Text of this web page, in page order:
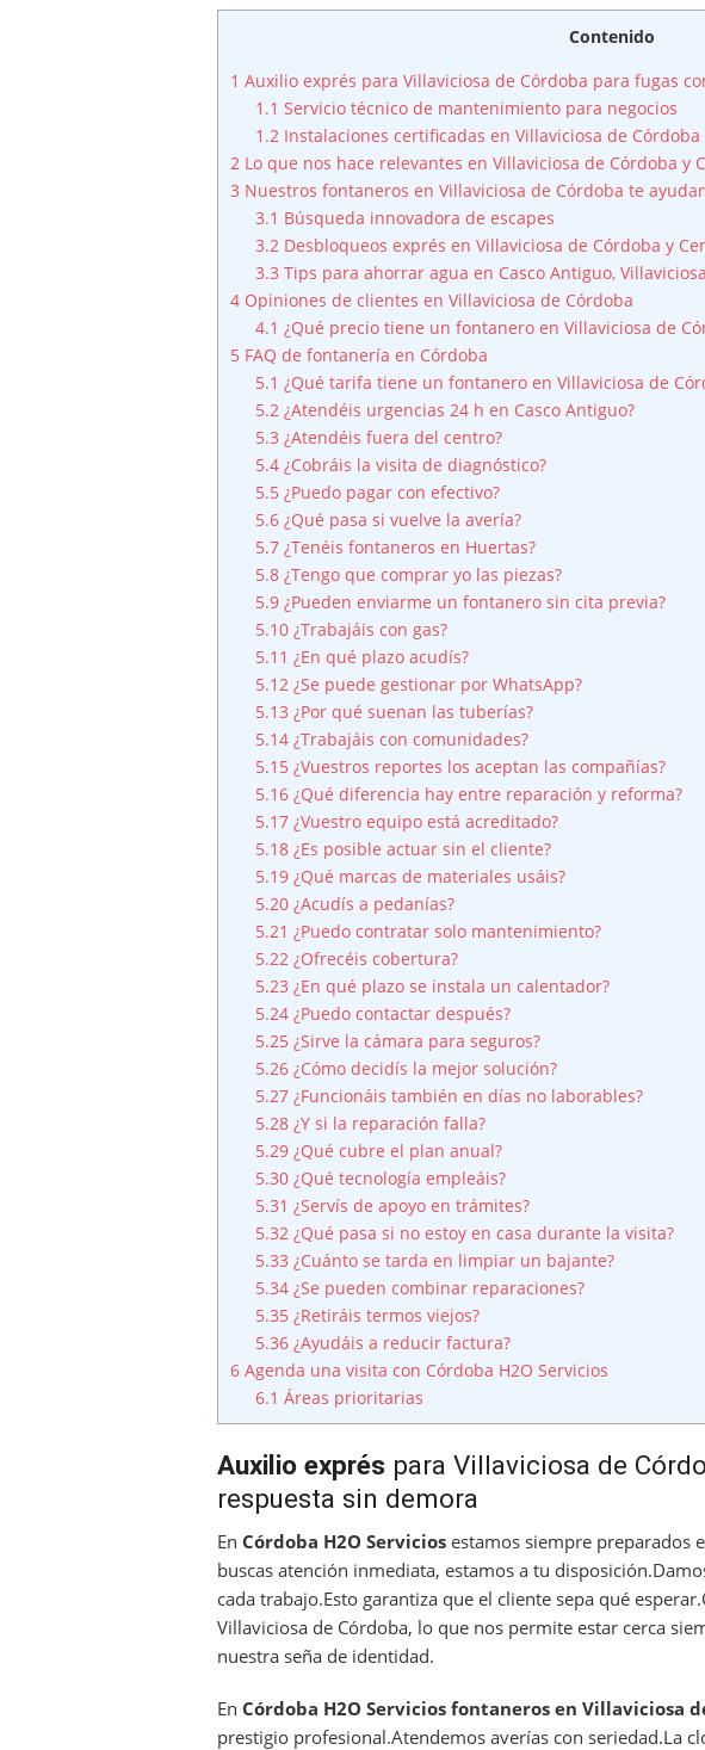
Contenido
1 Auxilio exprés para Villaviciosa de Córdoba para fugas
1.1 Servicio técnico de mantenimiento para negocios
1.2 Instalaciones certificadas en Villaviciosa de Córdoba
2 Lo que nos hace relevantes en Villaviciosa de Córdoba y
3 Nuestros fontaneros en Villaviciosa de Córdoba te
3.1 Búsqueda innovadora de escapes
3.2 Desbloqueos exprés en Villaviciosa de Córdoba y
3.3 Tips para ahorrar agua en Casco Antiguo,
4 Opiniones de clientes en Villaviciosa de Córdoba
4.1 ¿Qué precio tiene un fontanero en Villaviciosa de
5 FAQ de fontanería en Córdoba
5.1 ¿Qué tarifa tiene un fontanero en Villaviciosa de
5.2 ¿Atendéis urgencias 24 h en Casco Antiguo?
5.3 ¿Atendéis fuera del centro?
5.4 ¿Cobráis la visita de diagnóstico?
5.5 ¿Puedo pagar con efectivo?
5.6 ¿Qué pasa si vuelve la avería?
5.7 ¿Tenéis fontaneros en Huertas?
5.8 ¿Tengo que comprar yo las piezas?
5.9 ¿Pueden enviarme un fontanero sin cita previa?
5.10 ¿Trabajáis con gas?
5.11 ¿En qué plazo acudís?
5.12 ¿Se puede gestionar por WhatsApp?
5.13 ¿Por qué suenan las tuberías?
5.14 ¿Trabajáis con comunidades?
5.15 ¿Vuestros reportes los aceptan las compañías?
5.16 ¿Qué diferencia hay entre reparación y reforma?
5.17 ¿Vuestro equipo está acreditado?
5.18 ¿Es posible actuar sin el cliente?
5.19 ¿Qué marcas de materiales usáis?
5.20 ¿Acudís a pedanías?
5.21 ¿Puedo contratar solo mantenimiento?
5.22 ¿Ofrecéis cobertura?
5.23 ¿En qué plazo se instala un calentador?
5.24 ¿Puedo contactar después?
5.25 ¿Sirve la cámara para seguros?
5.26 ¿Cómo decidís la mejor solución?
5.27 ¿Funcionáis también en días no laborables?
5.28 ¿Y si la reparación falla?
5.29 ¿Qué cubre el plan anual?
5.30 ¿Qué tecnología empleáis?
5.31 ¿Servís de apoyo en trámites?
5.32 ¿Qué pasa si no estoy en casa durante la visita?
5.33 ¿Cuánto se tarda en limpiar un bajante?
5.34 ¿Se pueden combinar reparaciones?
5.35 ¿Retiráis termos viejos?
5.36 ¿Ayudáis a reducir factura?
6 Agenda una visita con Córdoba H2O Servicios
6.1 Áreas prioritarias
Auxilio exprés para Villaviciosa de
respuesta sin demora
En Córdoba H2O Servicios estamos siempre preparados
buscas atención inmediata, estamos a tu
cada trabajo.Esto garantiza que el cliente sepa qué
Villaviciosa de Córdoba, lo que nos permite estar cerca
nuestra seña de identidad.
En Córdoba H2O Servicios fontaneros en Villaviciosa
prestigio profesional.Atendemos averías con seriedad.La